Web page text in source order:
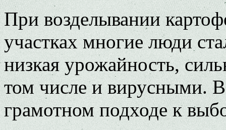
При возделывании
участках многие люди
низкая урожайность,
том числе и вирусными.
грамотном подходе к